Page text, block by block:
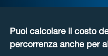
Puoi calcolare il costo
percorrenza anche per